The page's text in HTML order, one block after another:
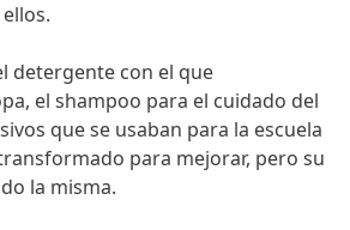
detergente con el que
el shampoo para el cuidado del
que se usaban para la escuela
para mejorar, pero su
la misma.